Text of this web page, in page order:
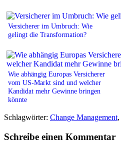
Versicherer im Umbruch: Wie
gelingt die Transformation?
Wie abhängig Europas Versicherer
vom US-Markt sind und welcher
Kandidat mehr Gewinne bringen
könnte
Schlagwörter: Change Management,
Schreibe einen Kommentar